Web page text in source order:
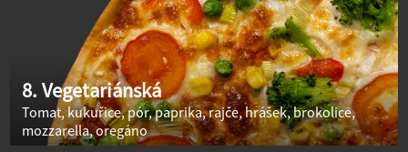
8. Vegetariánská
Tomat, kukuřice, pór, paprika, rajče, hrášek, brokolice,
mozzarella, oregáno